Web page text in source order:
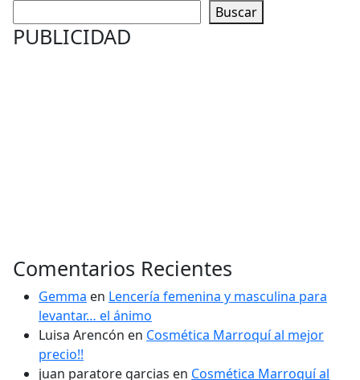
Buscar
PUBLICIDAD
Comentarios Recientes
Gemma en Lencería femenina y masculina para
levantar… el ánimo
Luisa Arencón en Cosmética Marroquí al mejor
precio!!
juan paratore garcias en Cosmética Marroquí al